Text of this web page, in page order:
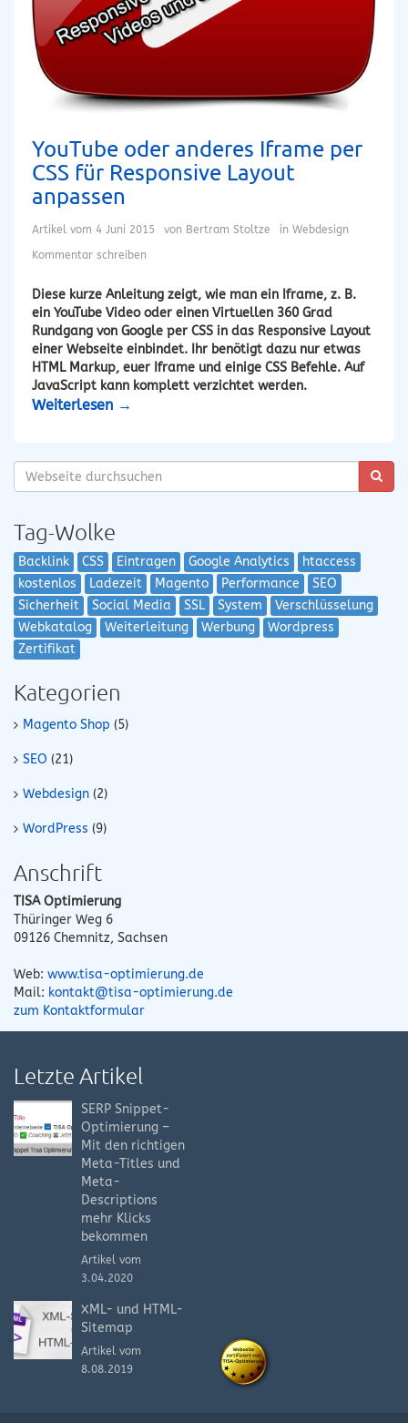
YouTube oder anderes Iframe per
CSS für Responsive Layout
anpassen
Artikel vom 4 Juni 2015 von Bertram Stoltze in Webdesign
Kommentar schreiben
Diese kurze Anleitung zeigt, wie man ein Iframe, z. B.
ein YouTube Video oder einen Virtuellen 360 Grad
Rundgang von Google per CSS in das Responsive Layout
einer Webseite einbindet. Ihr benötigt dazu nur etwas
HTML Markup, euer Iframe und einige CSS Befehle. Auf
JavaScript kann komplett verzichtet werden.
Weiterlesen →
Tag-Wolke
Backlink CSS Eintragen Google Analytics
htaccess
kostenlos
Ladezeit Magento Performance
SEO
Sicherheit
Social Media SSL System
Verschlüsselung
Webkatalog
Weiterleitung Werbung
Wordpress
Zertifikat
Kategorien
Magento Shop (5)
SEO (21)
Webdesign (2)
WordPress (9)
Anschrift
TISA Optimierung
Thüringer Weg 6
09126 Chemnitz, Sachsen
Web: www.tisa-optimierung.de
Mail: kontakt@tisa-optimierung.de
zum Kontaktformular
Letzte Artikel
SERP Snippet-
Optimierung –
Mit den richtigen
Meta-Titles und
Meta-
Descriptions
mehr Klicks
bekommen
Artikel vom
3.04.2020
XML- und HTML-
Sitemap
Artikel vom
8.08.2019